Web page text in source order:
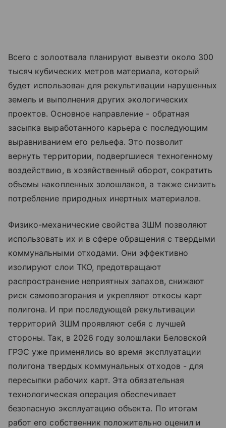
Всего с золоотвала планируют вывезти около 300
тысяч кубических метров материала, который
будет использован для рекультивации нарушенных
земель и выполнения других экологических
проектов. Основное направление - обратная
засыпка выработанного карьера с последующим
выравниванием его рельефа. Это позволит
вернуть территории, подвергшиеся техногенному
воздействию, в хозяйственный оборот, сократить
объемы накопленных золошлаков, а также снизить
потребление природных инертных материалов.
Физико-механические свойства ЗШМ позволяют
использовать их и в сфере обращения с твердыми
коммунальными отходами. Они эффективно
изолируют слои ТКО, предотвращают
распространение неприятных запахов, снижают
риск самовозгорания и укрепляют откосы карт
полигона. И при последующей рекультивации
территорий ЗШМ проявляют себя с лучшей
стороны. Так, в 2026 году золошлаки Беловской
ГРЭС уже применялись во время эксплуатации
полигона твердых коммунальных отходов - для
пересыпки рабочих карт. Эта обязательная
технологическая операция обеспечивает
безопасную эксплуатацию объекта. По итогам
работ его собственник положительно оценил и